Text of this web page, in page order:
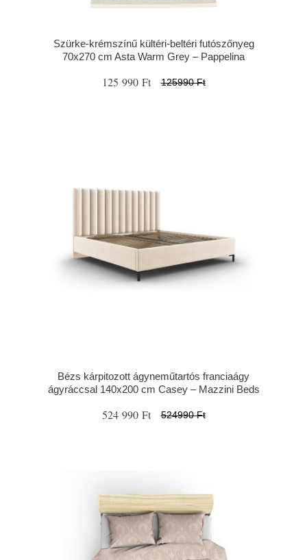
Szürke-krémszínű kültéri-beltéri futószőnyeg
70x270 cm Asta Warm Grey – Pappelina
125 990 Ft 125990 Ft
Bézs kárpitozott ágyneműtartós franciaágy
ágyráccsal 140x200 cm Casey – Mazzini Beds
524 990 Ft 524990 Ft